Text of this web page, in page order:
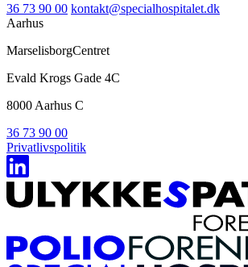
36 73 90 00 kontakt@specialhospitalet.dk
Aarhus
MarselisborgCentret
Evald Krogs Gade 4C
8000 Aarhus C
36 73 90 00
Privatlivspolitik